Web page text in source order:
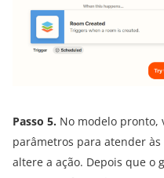
Passo 5. No modelo pronto,
parâmetros para atender às
altere a ação. Depois que o